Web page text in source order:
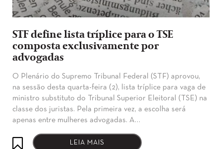
STF define lista tríplice para o TSE
composta exclusivamente por
advogadas
O Plenário do Supremo Tribunal Federal (STF) aprovou,
na sessão desta quarta-feira (2), lista tríplice para vaga de
ministro substituto do Tribunal Superior Eleitoral (TSE) na
classe dos juristas. Pela primeira vez, a escolha será
apenas entre mulheres advogadas. A…
LEIA MAIS